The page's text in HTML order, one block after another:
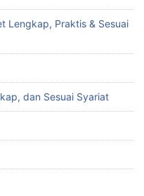
Lengkap, Praktis & Sesuai
dan Sesuai Syariat